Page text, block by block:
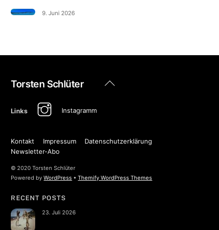
9. Juni 2026
Back
Torsten Schlüter
Links Instagramm
Kontakt Impressum
Datenschutzerklärung
Newsletter-Abo
© 2020 Torsten Schlüter
Powered byWordPress •Themify WordPress Themes
RECENT POSTS
23. Juli 2026